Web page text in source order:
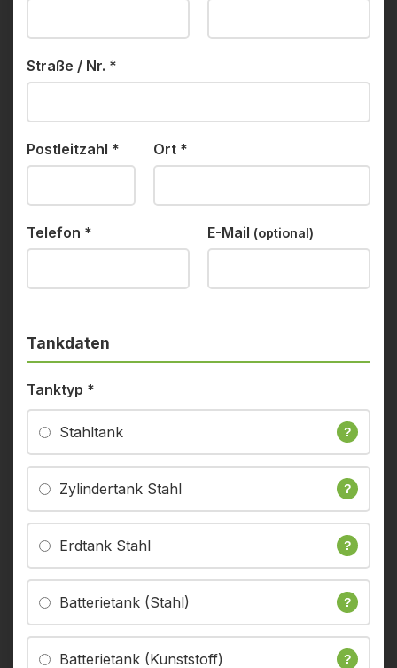
Straße / Nr. *
Postleitzahl * Ort *
Telefon * E-Mail (optional)
Tankdaten
Tanktyp *
Stahltank ?
Zylindertank Stahl ?
Erdtank Stahl ?
Batterietank (Stahl) ?
Batterietank (Kunststoff) ?